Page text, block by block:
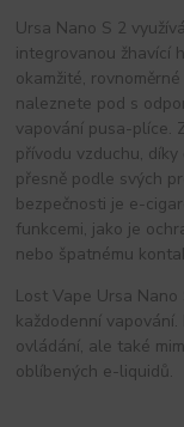
Ursa Nano S 2
integrovanou žhavící
okamžité,
naleznete pod s
vapování pusa-plíce.
přívodu vzduchu,
přesně podle svých
bezpečnosti je e-
funkcemi, jako je
nebo špatnému
Lost Vape Ursa
každodenní
ovládání, ale také
oblíbených e-liquidů.